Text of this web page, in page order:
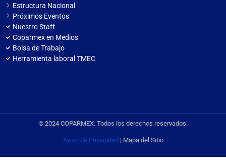
Estructura Nacional
Próximos Eventos
Nuestro Staff
Coparmex en Medios
Bolsa de Trabajo
Herramienta laboral TMEC
© 2024 COPARMEX. Todos los derechos reservados.
Aviso de Privacidad| Mapa del Sitio